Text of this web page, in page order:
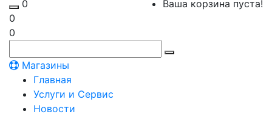
0
Ваша корзина пуста!
0
0
Магазины
Главная
Услуги и Сервис
Новости